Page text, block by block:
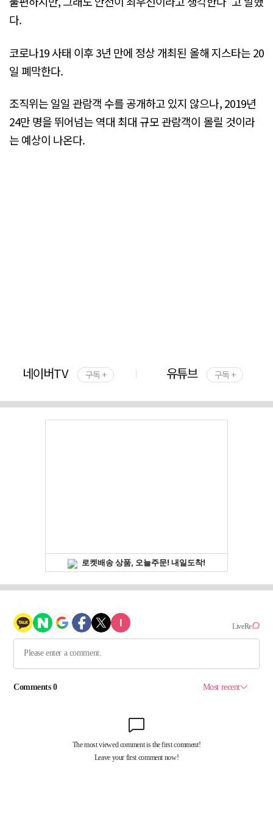
다.
코로나19 사태 이후 3년 만에 정상 개최된 올해 지스타는 20
일 폐막한다.
조직위는 일일 관람객 수를 공개하고 있지 않으나, 2019년
24만 명을 뛰어넘는 역대 최대 규모 관람객이 몰릴 것이라
는 예상이 나온다.
네이버TV 구독 + 유튜브 구독 +